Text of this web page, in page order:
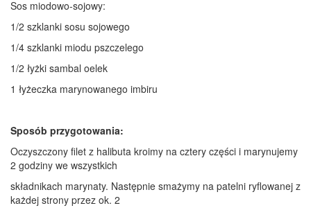
Sos miodowo-sojowy:
1/2 szklanki sosu sojowego
1/4 szklanki miodu pszczelego
1/2 łyżki sambal oelek
1 łyżeczka marynowanego imbiru
Sposób przygotowania:
Oczyszczony filet z halibuta kroimy na cztery części i marynujemy
2 godziny we wszystkich
składnikach marynaty. Następnie smażymy na patelni ryflowanej z
każdej strony przez ok. 2